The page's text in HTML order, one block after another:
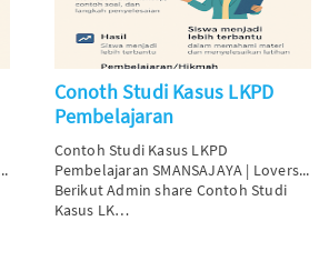
Conoth Studi Kasus LKPD
Pembelajaran
Contoh Studi Kasus LKPD
Pembelajaran SMANSAJAYA | Lovers...
Berikut Admin share Contoh Studi
Kasus LK…